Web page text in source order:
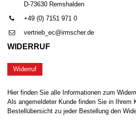
D-73630 Remshalden
+49 (0) 7151 971 0
vertrieb_ec@irmscher.de
WIDERRUF
Widerruf
Hier finden Sie alle Informationen zum
Als angemeldeter Kunde finden Sie in Ihrem
Bestellübersicht zu jeder Bestellung den